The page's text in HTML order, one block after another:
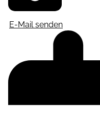
E-Mail senden